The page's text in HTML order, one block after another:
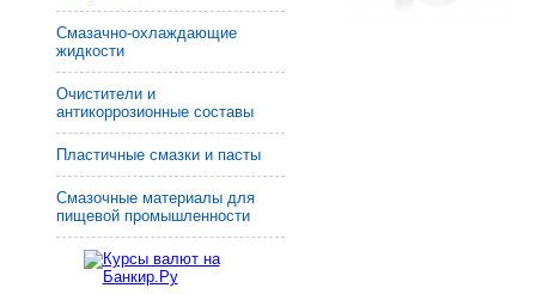
Смазачно-охлаждающие
жидкости
Очистители и
антикоррозионные составы
Пластичные смазки и пасты
Смазочные материалы для
пищевой промышленности